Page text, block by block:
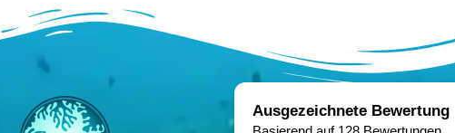
Ausgezeichnete Bewertung